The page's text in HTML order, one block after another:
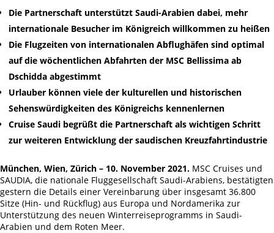
Die Partnerschaft unterstützt Saudi-Arabien dabei, mehr
internationale Besucher im Königreich willkommen zu heißen
Die Flugzeiten von internationalen Abflughäfen sind optimal
auf die wöchentlichen Abfahrten der MSC Bellissima ab
Dschidda abgestimmt
Urlauber können viele der kulturellen und historischen
Sehenswürdigkeiten des Königreichs kennenlernen
Cruise Saudi begrüßt die Partnerschaft als wichtigen Schritt
zur weiteren Entwicklung der saudischen Kreuzfahrtindustrie
München, Wien, Zürich – 10. November 2021. MSC Cruises und
SAUDIA, die nationale Fluggesellschaft Saudi-Arabiens, bestätigten
gestern die Details einer Vereinbarung über insgesamt 36.800
Sitze (Hin- und Rückflug) aus Europa und Nordamerika zur
Unterstützung des neuen Winterreiseprogramms in Saudi-
Arabien und dem Roten Meer.